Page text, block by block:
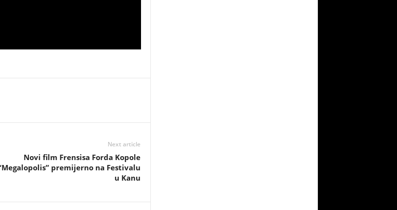
Next article
Novi film Frensisa Forda Kopole
premijerno na Festivalu
u Kanu